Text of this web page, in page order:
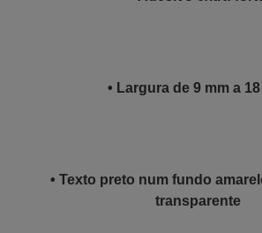
• Largura de 9 mm a
• Texto preto num fundo
transparente